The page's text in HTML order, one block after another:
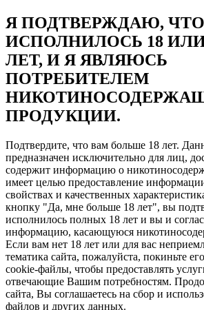
Я ПОДТВЕРЖДАЮ,
ИСПОЛНИЛОСЬ 18
ЛЕТ, И Я ЯВЛЯЮСЬ
ПОТРЕБИТЕЛЕМ
ПРОДУКЦИИ.
Подтвердите, что вам больше 18 лет.
предназначен исключительно для лиц,
содержит информацию о
имеет целью предоставление
свойствах и качественных
кнопку "Да, мне больше 18 лет", вы
исполнилось полных 18 лет и вы и
информацию, касающуюся
Если вам нет 18 лет или для вас
тематика сайта, пожалуйста, покиньте
cookie-файлы, чтобы предоставлять
отвечающие Вашим потребностям.
сайта, Вы соглашаетесь на сбор и
файлов и других данных.